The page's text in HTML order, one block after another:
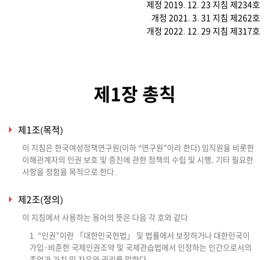
Development
제정 2019. 12. 23 지침 제234호
개정 2021. 3. 31 지침 제262호
개정 2022. 12. 29 지침 제317호
제1장 총칙
제1조(목적)
이 지침은 한국여성정책연구원(이하 “연구원”이라 한다) 임직원을 비롯한
이해관계자의 인권 보호 및 증진에 관한 정책의 수립 및 시행, 기타 필요한
사항을 정함을 목적으로 한다.
제2조(정의)
이 지침에서 사용하는 용어의 뜻은 다음 각 호와 같다.
1. “인권”이란 「대한민국헌법」 및 법률에서 보장하거나 대한민국이
가입·비준한 국제인권조약 및 국제관습법에서 인정하는 인간으로서의